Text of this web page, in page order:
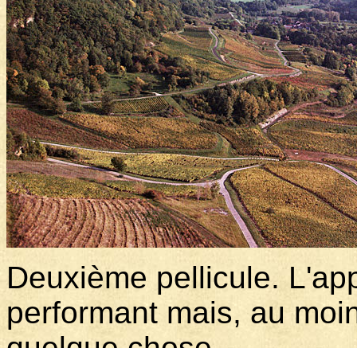
Deuxième pellicule.
performant mais, au